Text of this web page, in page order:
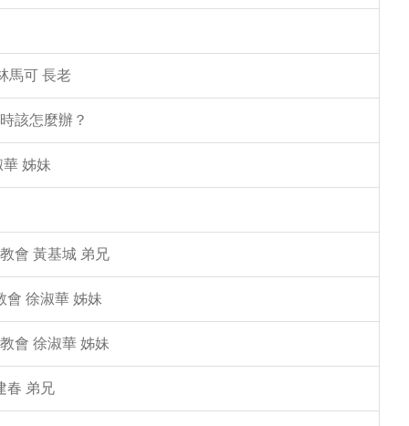
馬可 長老
該怎麼辦？
姊妹
會 黃基城 弟兄
會 徐淑華 姊妹
會 徐淑華 姊妹
春 弟兄